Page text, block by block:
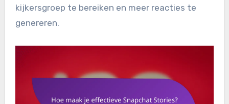
kijkersgroep te bereiken en meer reacties te
genereren.